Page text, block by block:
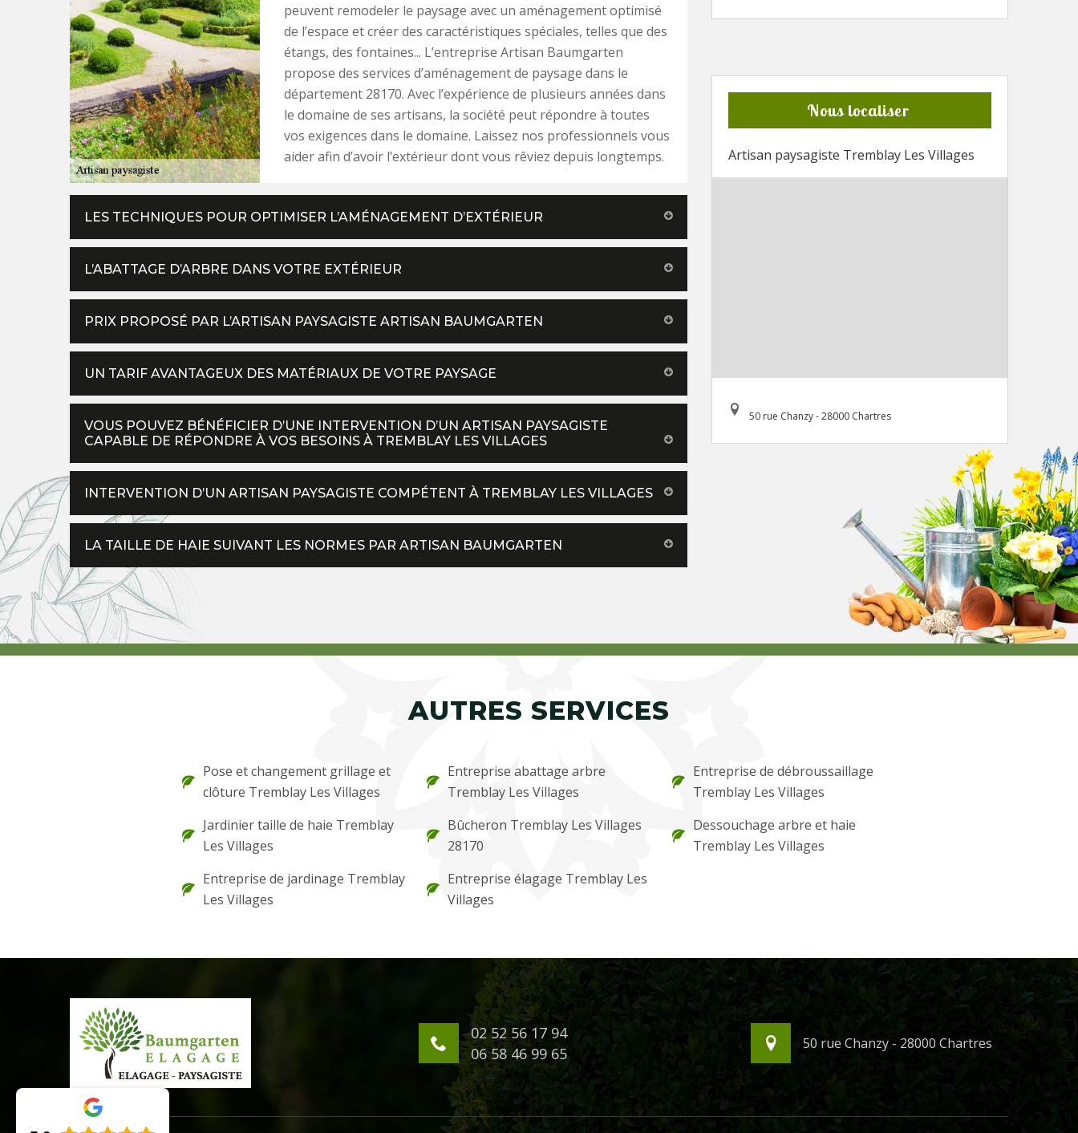
peuvent remodeler le paysage avec un aménagement optimisé
de l’espace et créer des caractéristiques spéciales, telles que des
étangs, des fontaines... L’entreprise Artisan Baumgarten
propose des services d’aménagement de paysage dans le
département 28170. Avec l’expérience de plusieurs années dans
le domaine de ses artisans, la société peut répondre à toutes
vos exigences dans le domaine. Laissez nos professionnels vous
aider afin d’avoir l’extérieur dont vous rêviez depuis longtemps.
LES TECHNIQUES POUR OPTIMISER L’AMÉNAGEMENT D’EXTÉRIEUR
L’ABATTAGE D’ARBRE DANS VOTRE EXTÉRIEUR
PRIX PROPOSÉ PAR L’ARTISAN PAYSAGISTE ARTISAN BAUMGARTEN
UN TARIF AVANTAGEUX DES MATÉRIAUX DE VOTRE PAYSAGE
VOUS POUVEZ BÉNÉFICIER D’UNE INTERVENTION D’UN ARTISAN PAYSAGISTE
CAPABLE DE RÉPONDRE À VOS BESOINS À TREMBLAY LES VILLAGES
INTERVENTION D’UN ARTISAN PAYSAGISTE COMPÉTENT À TREMBLAY LES VILLAGES
LA TAILLE DE HAIE SUIVANT LES NORMES PAR ARTISAN BAUMGARTEN
Nous localiser
Artisan paysagiste Tremblay Les Villages
50 rue Chanzy - 28000 Chartres
AUTRES SERVICES
Pose et changement grillage et
clôture Tremblay Les Villages
Jardinier taille de haie Tremblay
Les Villages
Entreprise de jardinage Tremblay
Les Villages
Entreprise abattage arbre
Tremblay Les Villages
Bûcheron Tremblay Les Villages
28170
Entreprise élagage Tremblay Les
Villages
Entreprise de débroussaillage
Tremblay Les Villages
Dessouchage arbre et haie
Tremblay Les Villages
02 52 56 17 94
06 58 46 99 65
50 rue Chanzy - 28000 Chartres